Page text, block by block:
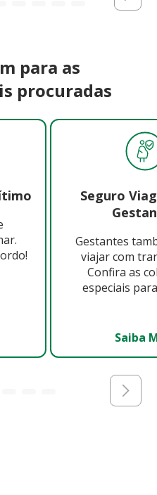
para as
procuradas
Seguro
Gestantes
viajar com
Confira as
especiais
Saiba